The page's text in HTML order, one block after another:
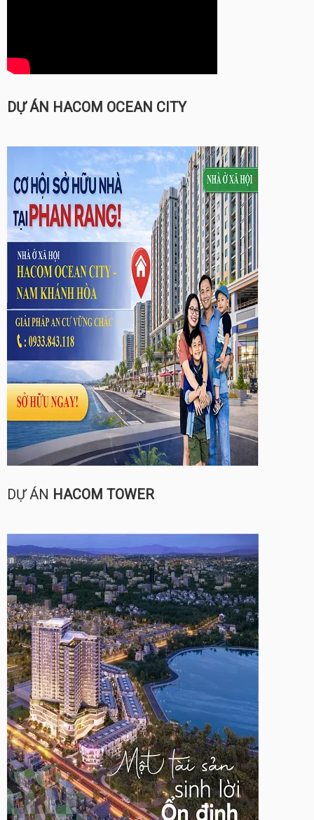
DỰ ÁN HACOM OCEAN CITY
DỰ ÁN HACOM TOWER